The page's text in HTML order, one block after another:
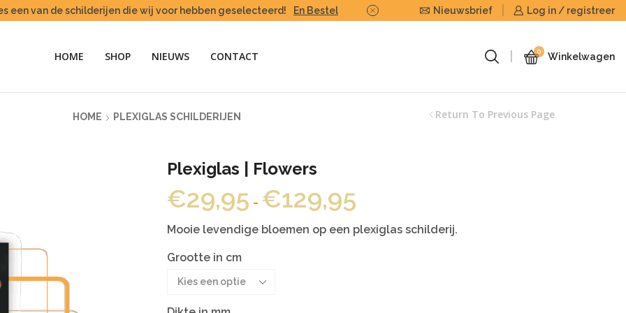
een van de schilderijen die wij voor hebben geselecteerd! En Bestel Of stuur ons uw eigen foto of
Nieuwsbrief Log in / registreer
HOME SHOP NIEUWS CONTACT 0 Winkelwagen
HOME PLEXIGLAS SCHILDERIJEN Return To Previous Page
Plexiglas | Flowers
€29,95 - €129,95
tot
€129,95
Mooie levendige bloemen op een plexiglas schilderij.
Grootte in cm